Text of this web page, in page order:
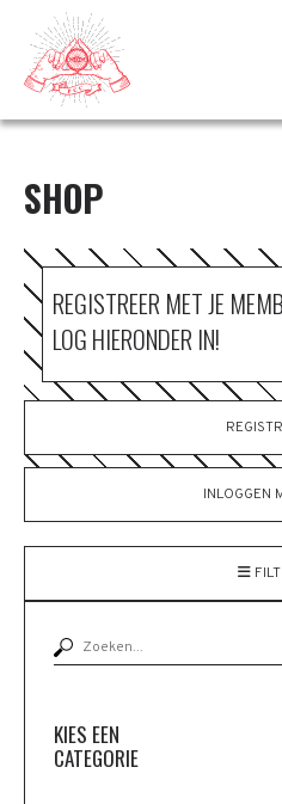
SHOP
REGISTREER MET JE
LOG HIERONDER IN!
INLOGGEN
KIES EEN
CATEGORIE